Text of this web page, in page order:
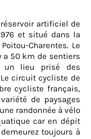
artificiel de
et situé dans la
Charentes. Le
a 50 km de sentiers
un lieu prisé des
circuit cycliste de
cycliste français,
de paysages
randonnée à vélo
car en dépit
toujours à